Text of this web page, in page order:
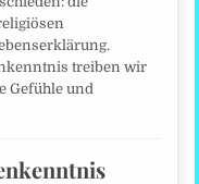
treiben wir
Gefühle und